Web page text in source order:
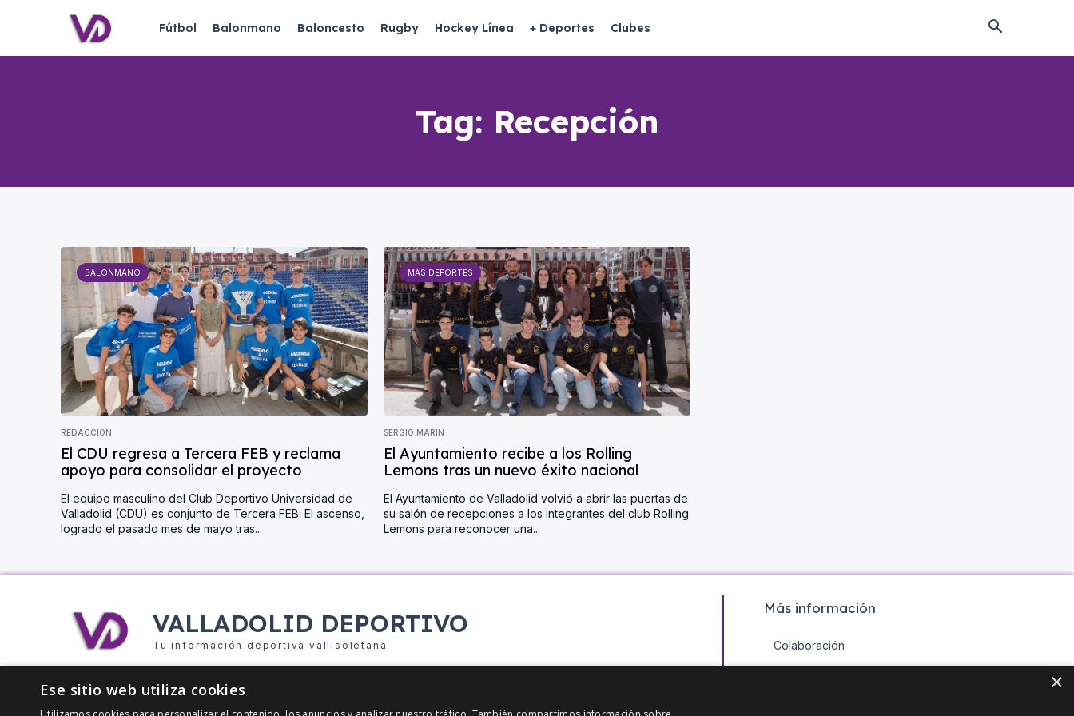
Fútbol Balonmano Baloncesto Rugby Hockey Línea + Deportes Clubes
Tag: Recepción
BALONMANO
REDACCIÓN
El CDU regresa a Tercera FEB y reclama
apoyo para consolidar el proyecto
El equipo masculino del Club Deportivo Universidad de
Valladolid (CDU) es conjunto de Tercera FEB. El ascenso,
logrado el pasado mes de mayo tras...
MÁS DEPORTES
SERGIO MARÍN
El Ayuntamiento recibe a los Rolling
Lemons tras un nuevo éxito nacional
El Ayuntamiento de Valladolid volvió a abrir las puertas de
su salón de recepciones a los integrantes del club Rolling
Lemons para reconocer una...
VALLADOLID DEPORTIVO
Tu información deportiva vallisoletana
Más información
Colaboración
×
Ese sitio web utiliza cookies